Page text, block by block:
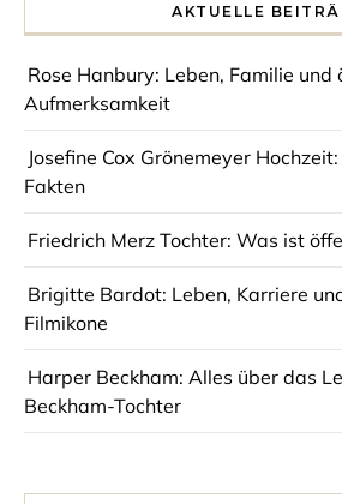
AKTUELLE
Rose Hanbury: Leben, Familie und
Aufmerksamkeit
Josefine Cox Grönemeyer
Fakten
Friedrich Merz Tochter: Was ist
Brigitte Bardot: Leben, Karriere
Filmikone
Harper Beckham: Alles über das
Beckham-Tochter